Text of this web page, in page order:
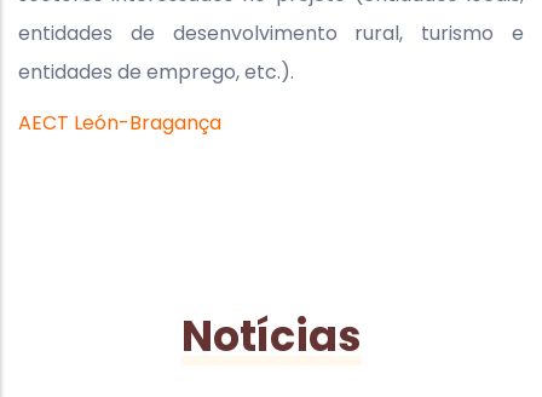
entidades de desenvolvimento rural, turismo e
entidades de emprego, etc.).
AECT León-Bragança
Notícias